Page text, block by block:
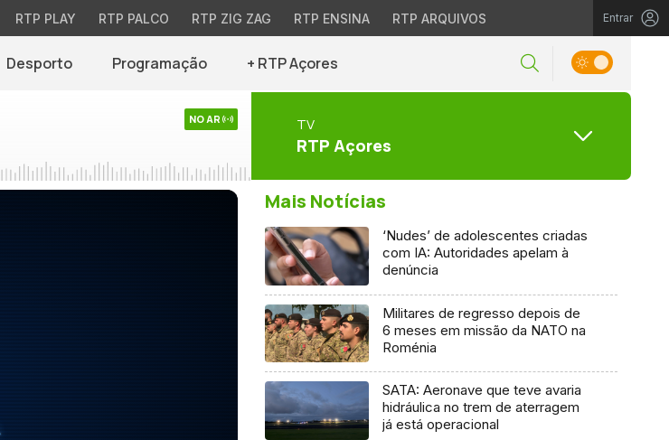
RTP PLAY RTP PALCO RTP ZIG ZAG RTP ENSINA RTP ARQUIVOS Entrar
Desporto Programação + RTP Açores
NO AR TV
RTP Açores
Mais Notícias
‘Nudes’ de adolescentes criadas
com IA: Autoridades apelam à
denúncia
Militares de regresso depois de
6 meses em missão da NATO na
Roménia
SATA: Aeronave que teve avaria
hidráulica no trem de aterragem
já está operacional